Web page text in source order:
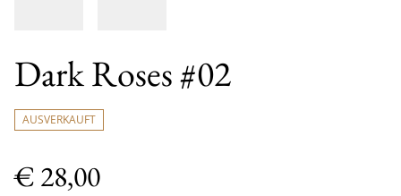
Dark Roses #02
AUSVERKAUFT
€ 28,00